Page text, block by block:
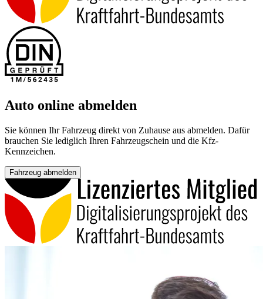
Auto online abmelden
Sie können Ihr Fahrzeug direkt von Zuhause aus abmelden. Dafür
brauchen Sie lediglich Ihren Fahrzeugschein und die Kfz-
Kennzeichen.
Fahrzeug abmelden